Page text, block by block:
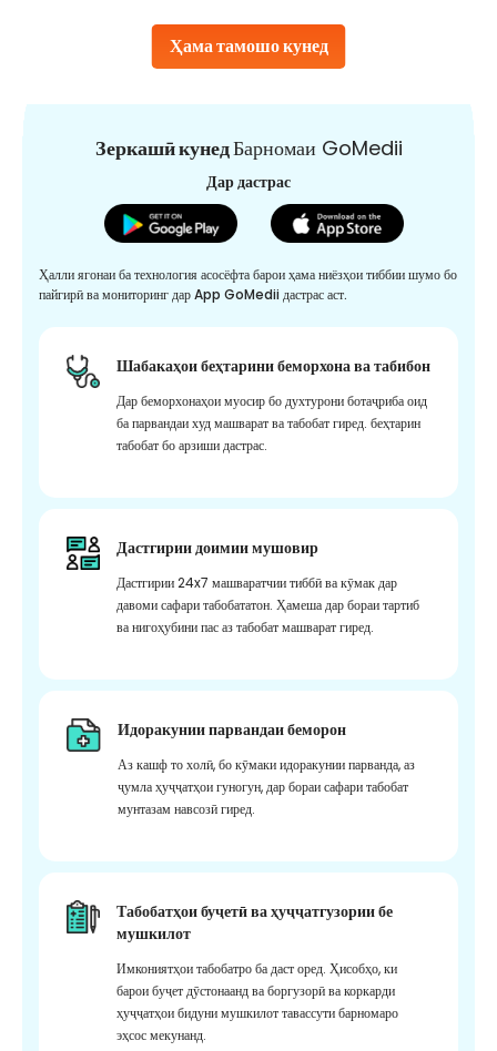
Ҳама тамошо кунед
Зеркашӣ кунедБарномаи GoMedii
Дар дастрас
Ҳалли ягонаи ба технология асосёфта барои ҳама ниёзҳои тиббии шумо бо
пайгирӣ ва мониторинг дар App GoMedii дастрас аст.
Шабакаҳои беҳтарини беморхона ва табибон
Дар беморхонаҳои муосир бо духтурони ботаҷриба оид
ба парвандаи худ машварат ва табобат гиред. беҳтарин
табобат бо арзиши дастрас.
Дастгирии доимии мушовир
Дастгирии 24x7 машваратчии тиббӣ ва кӯмак дар
давоми сафари табобататон. Ҳамеша дар бораи тартиб
ва нигоҳубини пас аз табобат машварат гиред.
Идоракунии парвандаи беморон
Аз кашф то холӣ, бо кӯмаки идоракунии парванда, аз
ҷумла ҳуҷҷатҳои гуногун, дар бораи сафари табобат
мунтазам навсозӣ гиред.
Табобатҳои буҷетӣ ва ҳуҷҷатгузории бе
мушкилот
Имкониятҳои табобатро ба даст оред. Ҳисобҳо, ки
барои буҷет дӯстонаанд ва боргузорӣ ва коркарди
ҳуҷҷатҳои бидуни мушкилот тавассути барномаро
эҳсос мекунанд.